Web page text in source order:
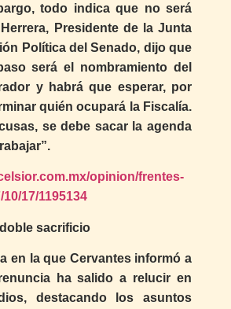
todo indica que no será
Presidente de la Junta
Política del Senado, dijo que
será el nombramiento del
y habrá que esperar, por
quién ocupará la Fiscalía.
se debe sacar la agenda
opinion/frentes-
17/1195134
sacrificio
en la que Cervantes informó a
ha salido a relucir en
destacando los asuntos